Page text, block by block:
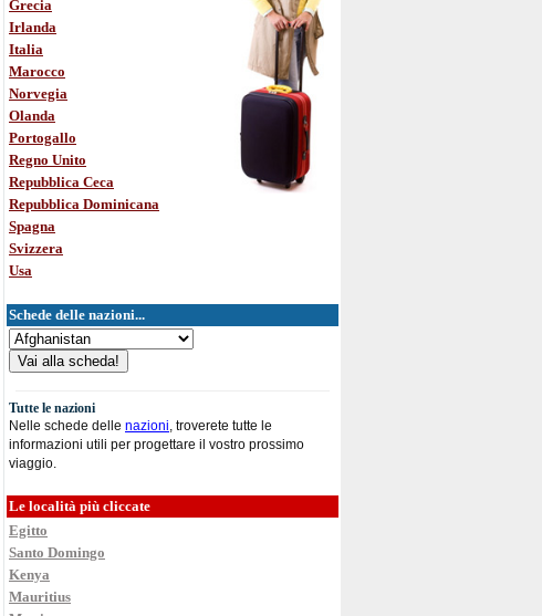
Grecia
Irlanda
Italia
Marocco
Norvegia
Olanda
Portogallo
Regno Unito
Repubblica Ceca
Repubblica Dominicana
Spagna
Svizzera
Usa
Schede delle nazioni...
Tutte le nazioni
Nelle schede delle nazioni, troverete tutte le
informazioni utili per progettare il vostro prossimo
viaggio.
Le località più cliccate
Egitto
Santo Domingo
Kenya
Mauritius